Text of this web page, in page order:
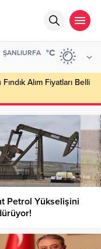
ŞANLIURFA °C
Alım Fiyatları Belli
Petrol Yükselişini